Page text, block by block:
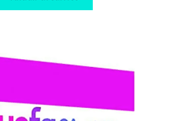
$ 97,00.$ 7,00.